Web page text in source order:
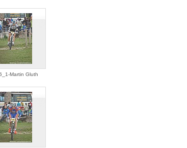
Martin Gluth